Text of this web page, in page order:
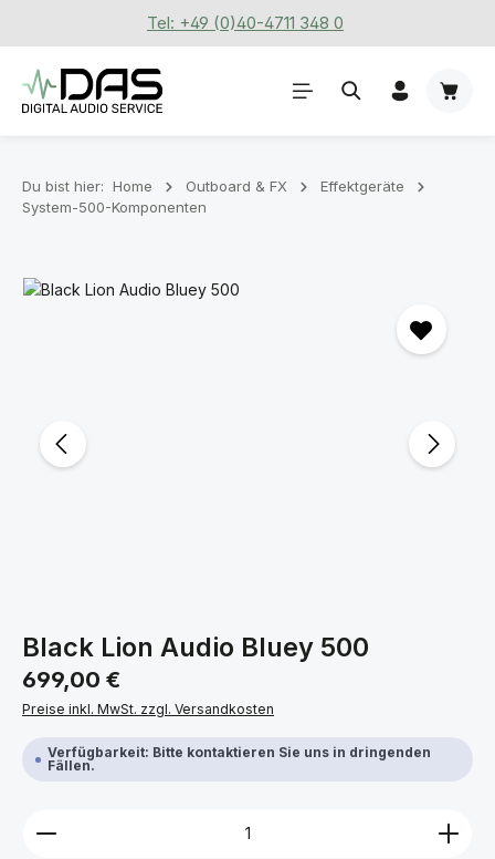
Zum Hauptinhalt springenTel: +49 (0)40-4711 348 0
Du bist hier: Home Outboard & FX
Effektgeräte
System-500-Komponenten
Bildergalerie überspringen
Black Lion Audio Bluey 500
Regulärer Preis:
699,00 €
Preise inkl. MwSt. zzgl. Versandkosten
Verfügbarkeit: Bitte kontaktieren Sie uns in dringenden
Fällen.
Produkt Anzahl: Gib den gewünschten Wert ein